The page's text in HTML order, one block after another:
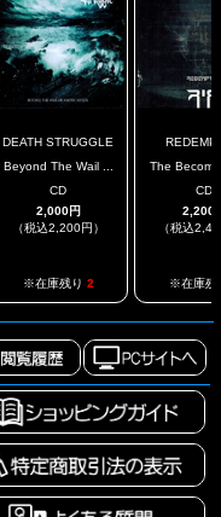
DEATH STRUGGLE
Beyond The Wail ...
CD
2,000円
（税込2,200円）
※在庫残り 2
The
CD
2,200
（税込
※在庫残